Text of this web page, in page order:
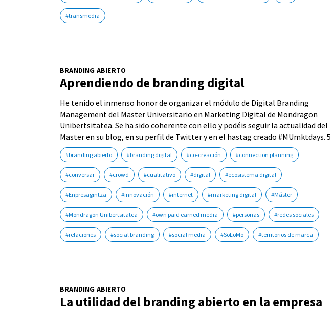
#transmedia
BRANDING ABIERTO
Aprendiendo de branding digital
He tenido el inmenso honor de organizar el módulo de Digital Branding
Management del Master Universitario en Marketing Digital de Mondragon
Unibertsitatea. Se ha sido coherente con ello y podéis seguir la actualidad del
Master en su blog, en su perfil de Twitter y en el hastag creado #MUmktdays. 5
#branding abierto #branding digital #co-creación #connection planning
#conversar #crowd #cualitativo #digital #ecosistema digital
#Enpresagintza #innovación #internet #marketing digital #Máster
#Mondragon Unibertsitatea #own paid earned media #personas #redes sociales
#relaciones #social branding #social media #SoLoMo #territorios de marca
BRANDING ABIERTO
La utilidad del branding abierto en la empresa